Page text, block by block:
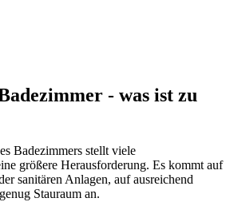
- was ist zu
Badezimmers stellt viele
größere Herausforderung. Es kommt auf
sanitären Anlagen, auf ausreichend
Stauraum an.